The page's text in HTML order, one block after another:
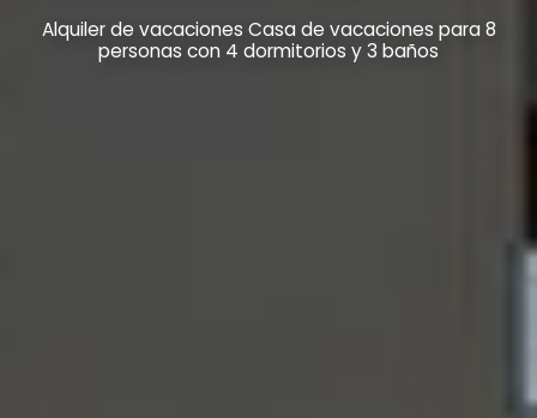
Alquiler de vacaciones Casa de vacaciones para 8
personas con 4 dormitorios y 3 baños